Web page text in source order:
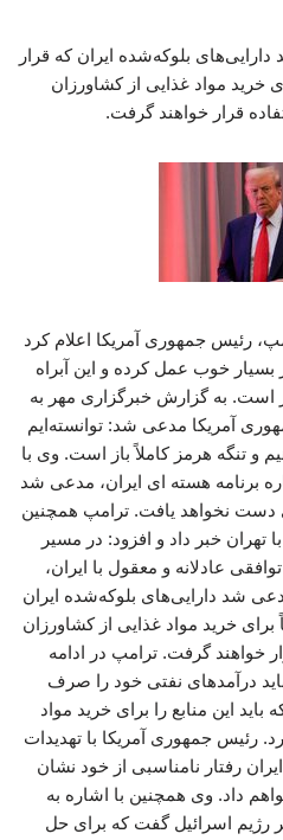
بلوکه‌شده ایران که قرار
خرید مواد غذایی از کشاورزان
قرار خواهند گرفت.
رئیس جمهوری آمریکا اعلام کرد
خوب عمل کرده و این آبراه
است. به گزارش خبرگزاری مهر به
آمریکا مدعی شد: توانسته‌ایم
و تنگه هرمز کاملاً باز است. وی با
برنامه هسته ای ایران، مدعی شد
دست نخواهد یافت. ترامپ همچنین
تهران خبر داد و افزود: در مسیر
عادلانه و معقول با ایران،
شد دارایی‌های بلوکه‌شده ایران
خرید مواد غذایی از کشاورزان
خواهند گرفت. ترامپ در ادامه
درآمدهای نفتی خود را صرف
این منابع را برای خرید مواد
رئیس جمهوری آمریکا با تهدیدات
رفتار نامناسبی از خود نشان
داد. وی همچنین با اشاره به
رژیم اسرائیل گفت که برای حل